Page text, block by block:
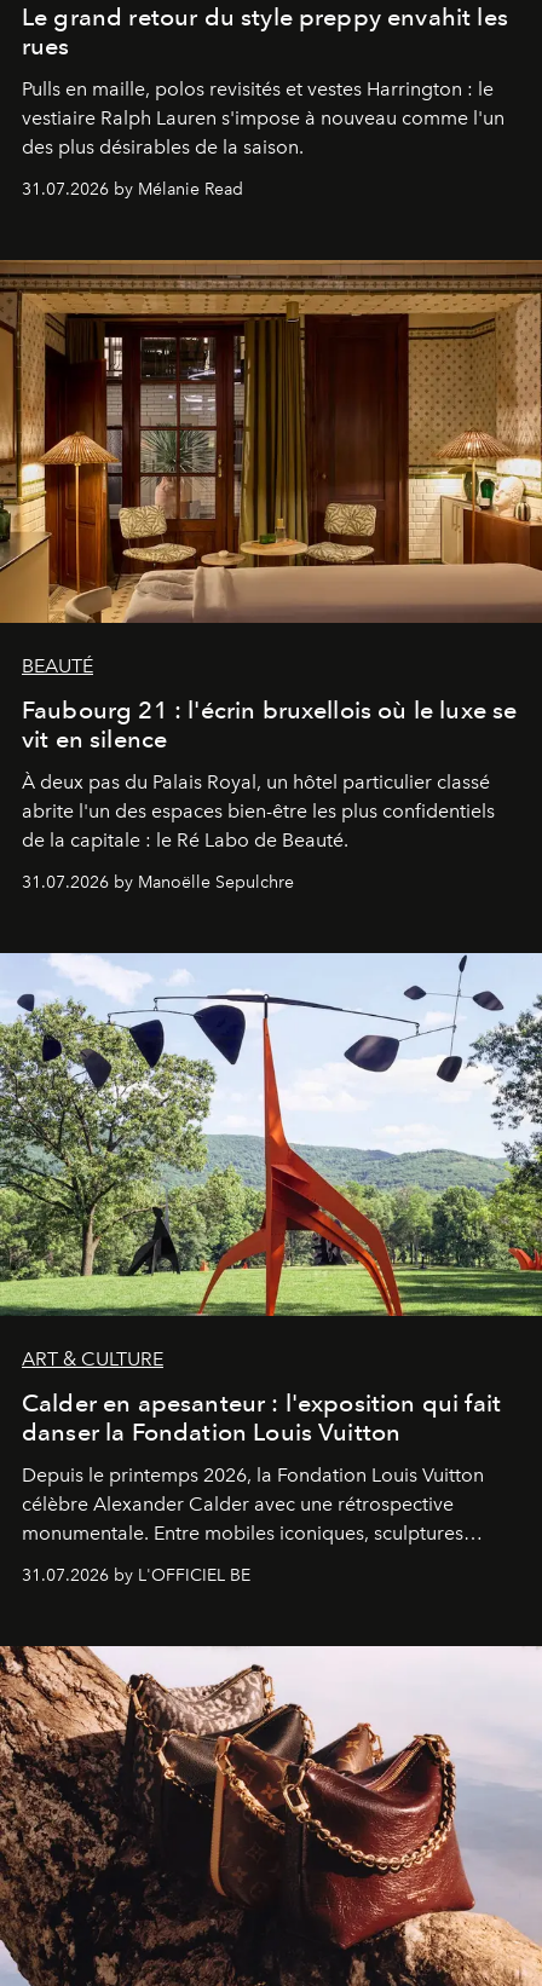
Le grand retour du style preppy envahit les
rues
Pulls en maille, polos revisités et vestes Harrington : le
vestiaire Ralph Lauren s'impose à nouveau comme l'un
des plus désirables de la saison.
31.07.2026 by Mélanie Read
BEAUTÉ
Faubourg 21 : l'écrin bruxellois où le luxe se
vit en silence
À deux pas du Palais Royal, un hôtel particulier classé
abrite l'un des espaces bien-être les plus confidentiels
de la capitale : le Ré Labo de Beauté.
31.07.2026 by Manoëlle Sepulchre
ART & CULTURE
Calder en apesanteur : l'exposition qui fait
danser la Fondation Louis Vuitton
Depuis le printemps 2026, la Fondation Louis Vuitton
célèbre Alexander Calder avec une rétrospective
monumentale. Entre mobiles iconiques, sculptures
américain investit les espaces imaginés par Frank Gehry
sculpture.
31.07.2026 by L'OFFICIEL BE